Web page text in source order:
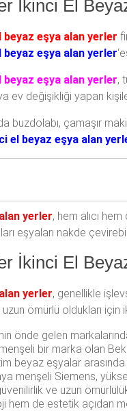
İkinci El
eşya alan yerler
eşya alan yerler
eşya alan yerler,
ev değişikliği yapan
buzdolabı, çamaşır
el beyaz eşya alan
yerler, hem alıcı
eşyaları nakde
İkinci El
yerler, genellikle
ömürlü oldukları
önde gelen
bir marka olan
beyaz eşyalar
menşeli Siemens,
ve uzun
hem de estetik açıdan